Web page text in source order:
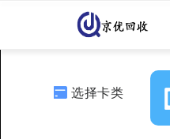
选择卡类